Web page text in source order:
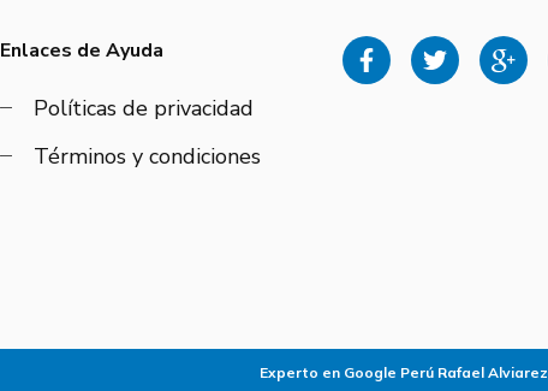
Enlaces de Ayuda
Políticas de privacidad
Términos y condiciones
Experto en Google Perú Rafael Alviarez